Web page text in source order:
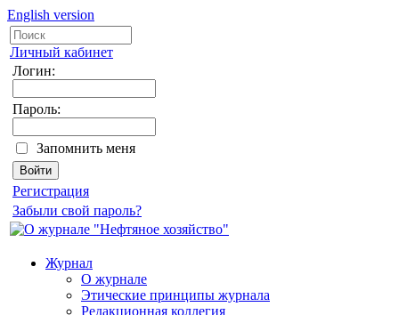
English version
Личный кабинет
Логин:
Пароль:
Запомнить меня
Регистрация
Забыли свой пароль?
Журнал
О журнале
Этические принципы журнала
Редакционная коллегия